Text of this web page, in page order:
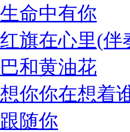
命中有你
旗在心里(伴
和黄油花
你你在想着
随你